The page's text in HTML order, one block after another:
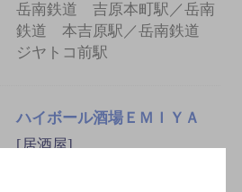
岳南鉄道 吉原本町駅／岳南
鉄道 本吉原駅／岳南鉄道
ジヤトコ前駅
ハイボール酒場ＥＭＩＹＡ
[居酒屋]